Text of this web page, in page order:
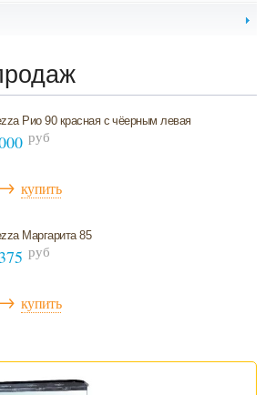
раковин
Рио 90 красная с чёерным левая
руб
купить
Маргарита 85
руб
купить